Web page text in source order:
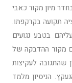
מיון מקור כאבי
תקועה בקרקפתו.
בטבע נגועים
מקור ההדבקה של
שהתגובה לעקיצות
הניסיון מלמד